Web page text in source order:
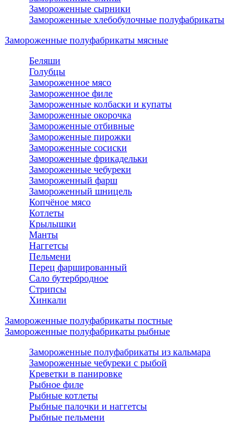
Замороженные сырники
Замороженные хлебобулочные полуфабрикаты
Замороженные полуфабрикаты мясные
Беляши
Голубцы
Замороженное мясо
Замороженное филе
Замороженные колбаски и купаты
Замороженные окорочка
Замороженные отбивные
Замороженные пирожки
Замороженные сосиски
Замороженные фрикадельки
Замороженные чебуреки
Замороженный фарш
Замороженный шницель
Копчёное мясо
Котлеты
Крылышки
Манты
Наггетсы
Пельмени
Перец фаршированный
Сало бутербродное
Стрипсы
Хинкали
Замороженные полуфабрикаты постные
Замороженные полуфабрикаты рыбные
Замороженные полуфабрикаты из кальмара
Замороженные чебуреки с рыбой
Креветки в панировке
Рыбное филе
Рыбные котлеты
Рыбные палочки и наггетсы
Рыбные пельмени